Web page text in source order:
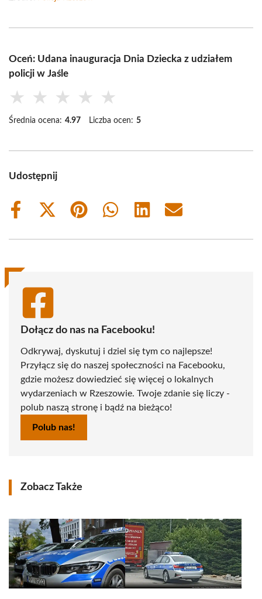
Oceń: Udana inauguracja Dnia Dziecka z udziałem
policji w Jaśle
★ ★ ★ ★ ★
Średnia ocena: 4.97 Liczba ocen: 5
Udostępnij
Share
Share
(Twitter)
Share
Share
Share
Share
Dołącz do nas na Facebooku!
Odkrywaj, dyskutuj i dziel się tym co najlepsze!
Przyłącz się do naszej społeczności na Facebooku,
gdzie możesz dowiedzieć się więcej o lokalnych
wydarzeniach w Rzeszowie. Twoje zdanie się liczy -
polub naszą stronę i bądź na bieżąco!
Polub nas!
Zobacz Także